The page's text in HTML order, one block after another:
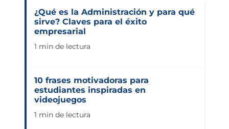
¿Qué es la Administración y para qué
sirve? Claves para el éxito
empresarial
1 min de lectura
10 frases motivadoras para
estudiantes inspiradas en
videojuegos
1 min de lectura